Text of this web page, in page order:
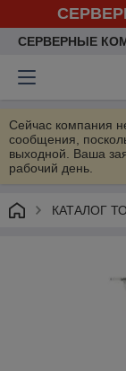
СЕРВЕРНЫЕ
Сейчас компания
сообщения,
выходной. Ваша
рабочий день.
КАТАЛОГ